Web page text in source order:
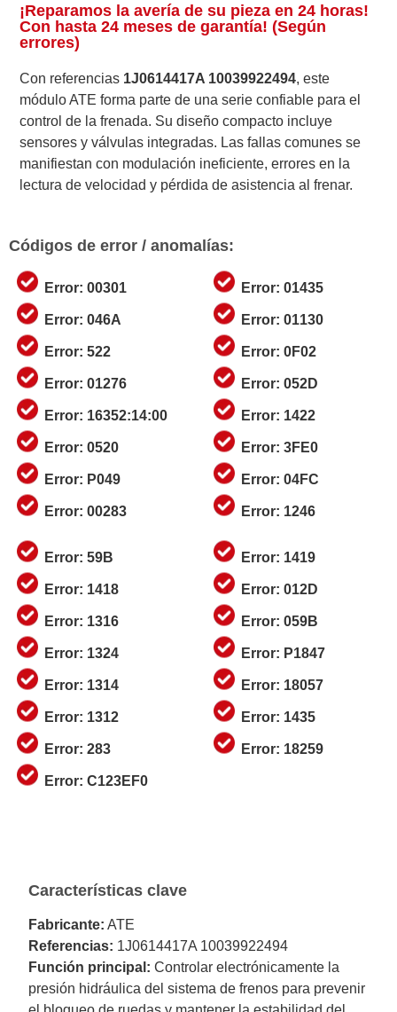
¡Reparamos la avería de su pieza en 24 horas!
Con hasta 24 meses de garantía! (Según
errores)
Con referencias 1J0614417A 10039922494, este
módulo ATE forma parte de una serie confiable para el
control de la frenada. Su diseño compacto incluye
sensores y válvulas integradas. Las fallas comunes se
manifiestan con modulación ineficiente, errores en la
lectura de velocidad y pérdida de asistencia al frenar.
Códigos de error / anomalías:
Error: 00301
Error: 046A
Error: 522
Error: 01276
Error: 16352:14:00
Error: 0520
Error: P049
Error: 00283
Error: 01435
Error: 01130
Error: 0F02
Error: 052D
Error: 1422
Error: 3FE0
Error: 04FC
Error: 1246
Error: 59B
Error: 1418
Error: 1316
Error: 1324
Error: 1314
Error: 1312
Error: 283
Error: C123EF0
Error: 1419
Error: 012D
Error: 059B
Error: P1847
Error: 18057
Error: 1435
Error: 18259
Características clave
Fabricante: ATE
Referencias: 1J0614417A 10039922494
Función principal: Controlar electrónicamente la
presión hidráulica del sistema de frenos para prevenir